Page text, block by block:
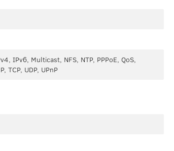
IPv6, Multicast, NFS, NTP, PPPoE, QoS,
TCP, UDP, UPnP